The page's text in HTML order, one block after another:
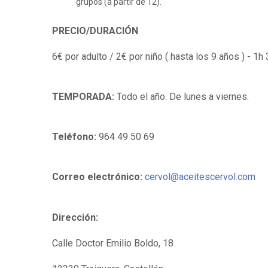
PRECIO/DURACIÓN
6€ por adulto / 2€ por niño ( hasta los 9 años ) - 1h
TEMPORADA: Todo el año. De lunes a viernes.
Teléfono: 964 49 50 69
Correo electrónico: cervol@aceitescervol.com
Dirección:
Calle Doctor Emilio Boldo, 18